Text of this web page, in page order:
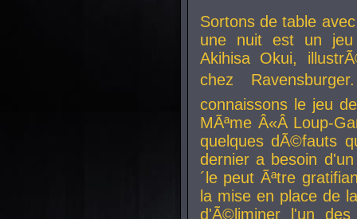
Sortons de table
une nuit est un
Akihisa Okui,
chez
connaissons le jeu
MÃªme Â«Â Loup-
quelques dÃ©fauts
dernier a besoin
´le peut Ãªtre
la mise en place de
d'Ã©liminer l'un